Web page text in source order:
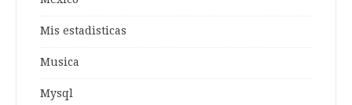
Mis estadisticas
Musica
Mysql